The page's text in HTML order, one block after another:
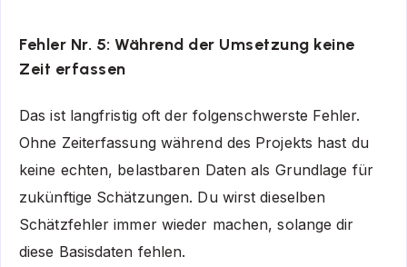
Fehler Nr. 5: Während der Umsetzung keine
Zeit erfassen
Das ist langfristig oft der folgenschwerste Fehler.
Ohne Zeiterfassung während des Projekts hast du
keine echten, belastbaren Daten als Grundlage für
zukünftige Schätzungen. Du wirst dieselben
Schätzfehler immer wieder machen, solange dir
diese Basisdaten fehlen.